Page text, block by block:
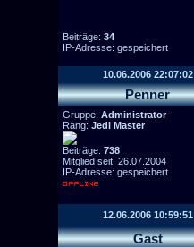
Beiträge: 34
IP-Adresse: gespeichert
10.06.2006 22:07:02
Penner
Gruppe: Administrator
Rang: Jedi Master
Beiträge: 738
Mitglied seit: 26.07.2004
IP-Adresse: gespeichert
12.06.2006 10:59:51
Gast